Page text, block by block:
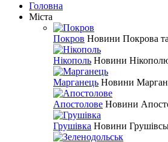
Головна
Міста
Покров Новини Покрова
Нікополь Новини
Марганець Новини
Апостолове Новини
Грушівка Новини